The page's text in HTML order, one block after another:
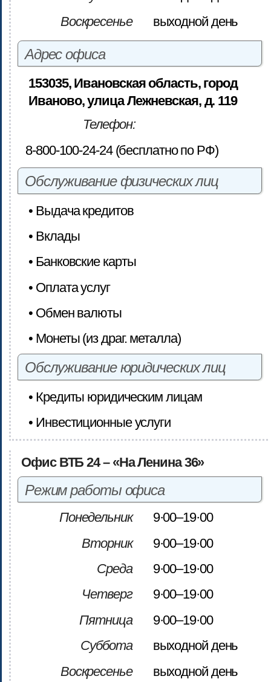
Воскресенье
выходной день
Адрес офиса
153035, Ивановская область, город
Иваново, улица Лежневская, д. 119
Телефон:
8-800-100-24-24 (бесплатно по РФ)
Обслуживание физических лиц
• Выдача кредитов
• Вклады
• Банковские карты
• Оплата услуг
• Обмен валюты
• Монеты (из драг. металла)
Обслуживание юридических лиц
• Кредиты юридическим лицам
• Инвестиционные услуги
Офис ВТБ 24 – «На Ленина 36»
Режим работы офиса
Понедельник
9·00–19·00
Вторник
9·00–19·00
Среда
9·00–19·00
Четверг
9·00–19·00
Пятница
9·00–19·00
Суббота
выходной день
Воскресенье
выходной день